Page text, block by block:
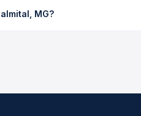
todas as viações em tempo
MG?